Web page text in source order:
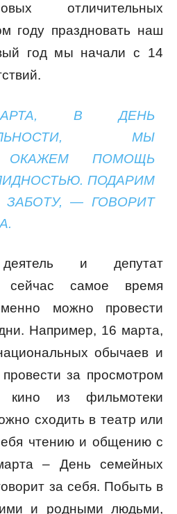
отличительных
году праздновать наш
год мы начали с 14
В ДЕНЬ
МЫ
ОКАЖЕМ ПОМОЩЬ
ПОДАРИМ
— ГОВОРИТ
и депутат
сейчас самое время
можно провести
Например, 16 марта,
обычаев и
за просмотром
кино из фильмотеки
сходить в театр или
чтению и общению с
– День семейных
за себя. Побыть в
и родными людьми,